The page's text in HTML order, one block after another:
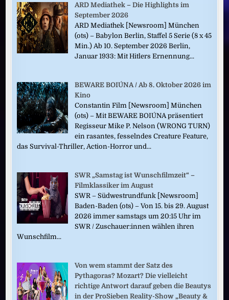
ARD Mediathek – Die Highlights im
September 2026
ARD Mediathek [Newsroom] München
(ots) – Babylon Berlin, Staffel 5 Serie (8 x 45
Min.) Ab 10. September 2026 Berlin,
Januar 1933: Mit Hitlers Ernennung...
BEWARE BOIÚNA / Ab 8. Oktober 2026 im
Kino
Constantin Film [Newsroom] München
(ots) – Mit BEWARE BOIÚNA präsentiert
Regisseur Mike P. Nelson (WRONG TURN)
ein rasantes, fesselndes Creature Feature,
das Survival-Thriller, Action-Horror und...
SWR „Samstag ist Wunschfilmzeit“ –
Filmklassiker im August
SWR – Südwestrundfunk [Newsroom]
Baden-Baden (ots) – Von 15. bis 29. August
2026 immer samstags um 20:15 Uhr im
SWR / Zuschauer:innen wählen ihren
Wunschfilm...
Von wem stammt der Satz des
Pythagoras? Mozart? Die vielleicht
richtige Antwort darauf geben die Beautys
in der ProSieben Reality-Show „Beauty &